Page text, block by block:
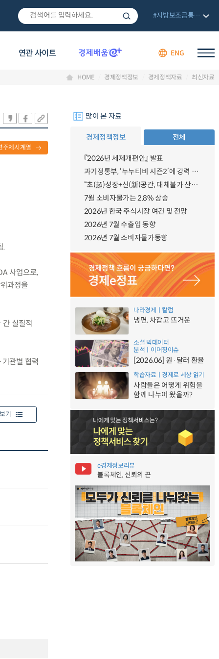
연관 사이트 ENG
#지방보조금통합관리망
HOME 경제정책정보 경제정책자료 최신자료
주제시계열
.
사업으로,
과정을
간 실질적
관별 협력
기
많이 본 자료
경제정책정보 전체
『2026년 세제개편안』 발표
과기정통부, ‘누누티비 시즌2’에 강력 대응 의지 밝혀
“초(超)성장+신(新)공간, 대체불가 산업강국”
7월 소비자물가는 2.8% 상승
2026년 한국 주식시장 여건 및 전망
2026년 7월 수출입 동향
2026년 7월 소비자물가동향
나라경제ㅣ칼럼
냉면, 차갑고 뜨거운
소셜 빅데이터
분석ㅣ이머징이슈
[2026.06] 원·달러 환율
학습자료ㅣ경제로 세상 읽기
사람들은 어떻게 위험을
함께 나누어 왔을까?
e경제정보리뷰
블록체인, 신뢰의 끈